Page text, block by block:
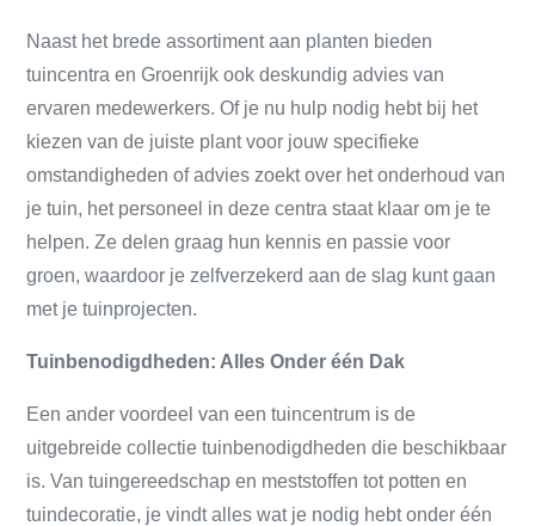
Naast het brede assortiment aan planten bieden
tuincentra en Groenrijk ook deskundig advies van
ervaren medewerkers. Of je nu hulp nodig hebt bij het
kiezen van de juiste plant voor jouw specifieke
omstandigheden of advies zoekt over het onderhoud van
je tuin, het personeel in deze centra staat klaar om je te
helpen. Ze delen graag hun kennis en passie voor
groen, waardoor je zelfverzekerd aan de slag kunt gaan
met je tuinprojecten.
Tuinbenodigdheden: Alles Onder één Dak
Een ander voordeel van een tuincentrum is de
uitgebreide collectie tuinbenodigdheden die beschikbaar
is. Van tuingereedschap en meststoffen tot potten en
tuindecoratie, je vindt alles wat je nodig hebt onder één